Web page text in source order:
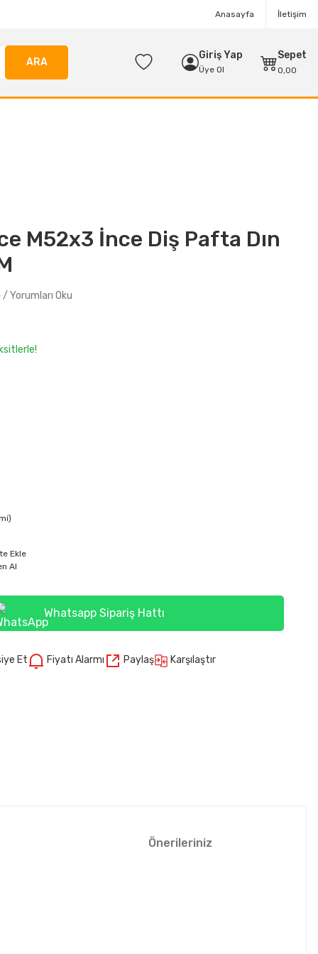
Anasayfa İletişim
ARA
Giriş Yap
Üye Ol
Sepet
0,00
M52x3 İnce Diş Pafta Dın
Yorumları Oku
Ekle
Al
Whatsapp Sipariş Hattı
Et Fiyatı Alarmı Paylaş Karşılaştır
Önerileriniz